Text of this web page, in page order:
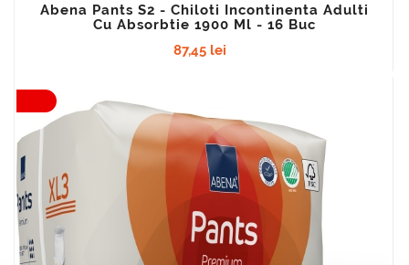
Abena Pants S2 - Chiloti Incontinenta Adulti
Cu Absorbtie 1900 Ml - 16 Buc
87,45 lei